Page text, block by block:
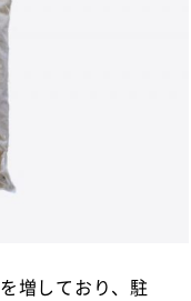
増しており、駐